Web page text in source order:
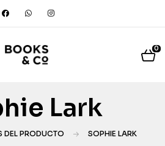
0
Lark
DEL PRODUCTO SOPHIE LARK